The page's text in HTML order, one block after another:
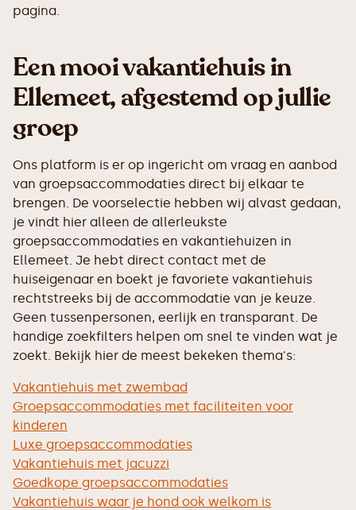
pagina.
Een mooi vakantiehuis in
Ellemeet, afgestemd op jullie
groep
Ons platform is er op ingericht om vraag en aanbod
van groepsaccommodaties direct bij elkaar te
brengen. De voorselectie hebben wij alvast gedaan,
je vindt hier alleen de allerleukste
groepsaccommodaties en vakantiehuizen in
Ellemeet. Je hebt direct contact met de
huiseigenaar en boekt je favoriete vakantiehuis
rechtstreeks bij de accommodatie van je keuze.
Geen tussenpersonen, eerlijk en transparant. De
handige zoekfilters helpen om snel te vinden wat je
zoekt. Bekijk hier de meest bekeken thema's:
Vakantiehuis met zwembad
Groepsaccommodaties met faciliteiten voor
kinderen
Luxe groepsaccommodaties
Vakantiehuis met jacuzzi
Goedkope groepsaccommodaties
Vakantiehuis waar je hond ook welkom is